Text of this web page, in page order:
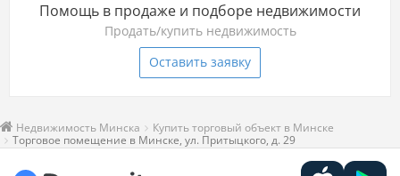
Помощь в продаже и подборе недвижимости
Продать/купить недвижимость
Оставить заявку
Недвижимость Минска
Купить торговый объект в Минске
Торговое помещение в Минске, ул. Притыцкого, д. 29